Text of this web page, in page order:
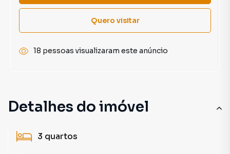
Detalhes do imóvel
3 quartos
Quero visitar
18 pessoas visualizaram este anúncio